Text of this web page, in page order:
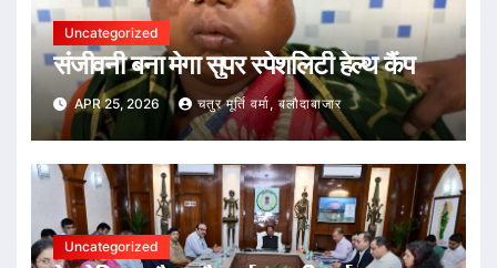
Uncategorized
संजीवनी बना मेगा सुपर स्पेशलिटी हेल्थ कैंप
APR 25, 2026 चतुर मूर्ति वर्मा, बलौदाबाजार
Uncategorized